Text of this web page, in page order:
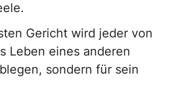
Gericht wird jeder von
Leben eines anderen
sondern für sein